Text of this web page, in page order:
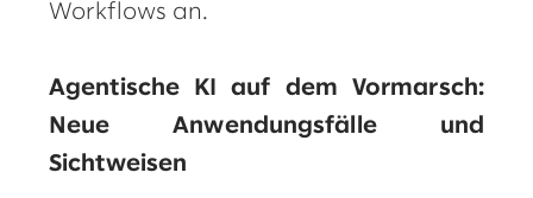
Workflows an.
Agentische KI auf dem Vormarsch:
Neue Anwendungsfälle und
Sichtweisen